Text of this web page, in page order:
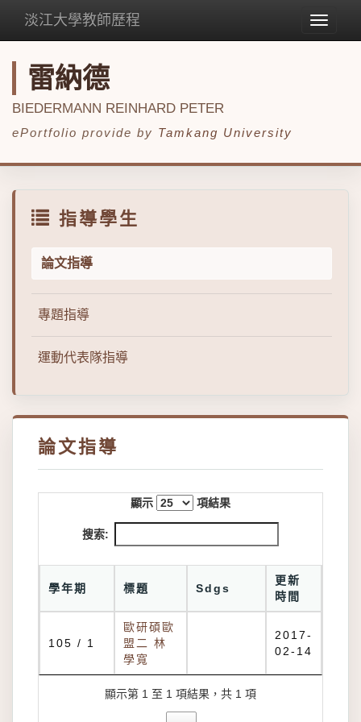
Toggle
淡江大學教師歷程
雷納德
BIEDERMANN REINHARD PETER
ePortfolio provide by Tamkang University
指導學生
論文指導
專題指導
運動代表隊指導
論文指導
顯示 項結果
搜索:
學年期 標題 Sdgs
更新
時間
105 / 1
歐研碩歐
盟二 林
學寬
2017-
02-14
顯示第 1 至 1 項結果，共 1 項